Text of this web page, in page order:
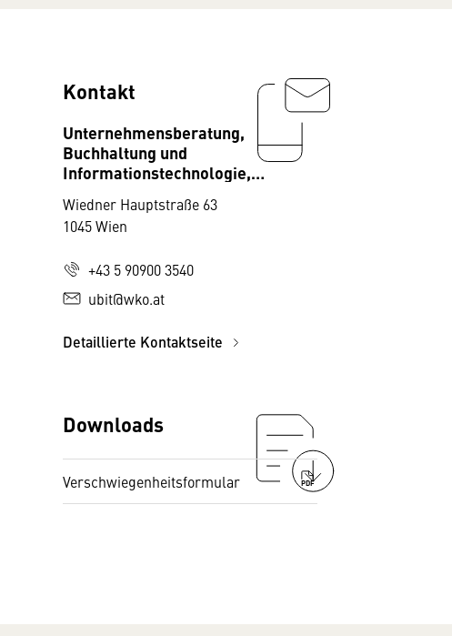
Kontakt
Unternehmensberatung,
Buchhaltung und
Informationstechnologie,
Wiedner Hauptstraße 63
1045 Wien
+43 5 90900 3540
ubit@wko.at
Detaillierte Kontaktseite
Downloads
Verschwiegenheitsformular PDF